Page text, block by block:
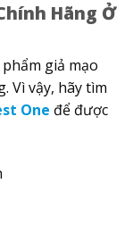
Hãng Ở
giả mạo
Vì vậy, hãy tìm
One để được